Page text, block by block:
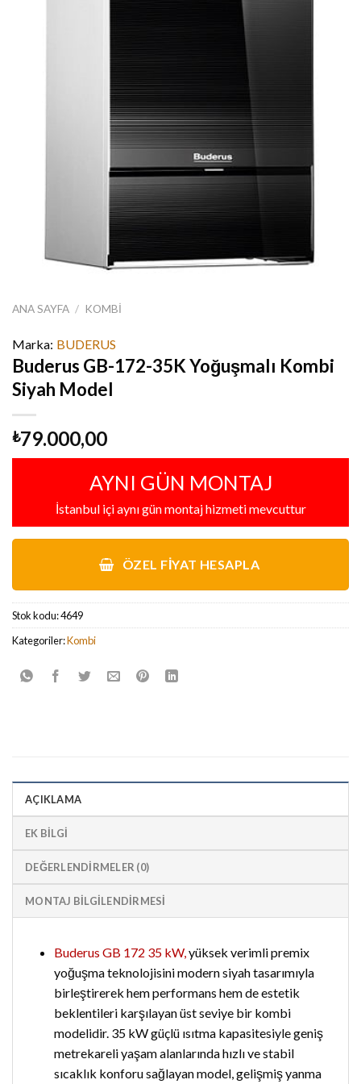
ANA SAYFA / KOMBI
Marka: BUDERUS
Buderus GB-172-35K Yoğuşmalı Kombi
Siyah Model
₺79.000,00
AYNI GÜN MONTAJ
İstanbul içi aynı gün montaj hizmeti mevcuttur
ÖZEL FIYAT HESAPLA
Stok kodu:4649
Kategoriler:Kombi
AÇIKLAMA
EK BILGI
DEĞERLENDIRMELER (0)
MONTAJ BİLGİLENDİRMESİ
Buderus GB 172 35 kW,yüksek verimli premix
yoğuşma teknolojisini modern siyah tasarımıyla
birleştirerek hem performans hem de estetik
beklentileri karşılayan üst seviye bir kombi
modelidir. 35 kW güçlü ısıtma kapasitesiyle geniş
metrekareli yaşam alanlarında hızlı ve stabil
sıcaklık konforu sağlayan model, gelişmiş yanma